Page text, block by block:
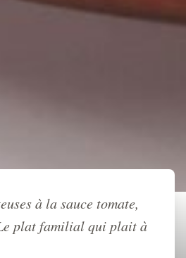
à la sauce tomate,
plat familial qui plait à